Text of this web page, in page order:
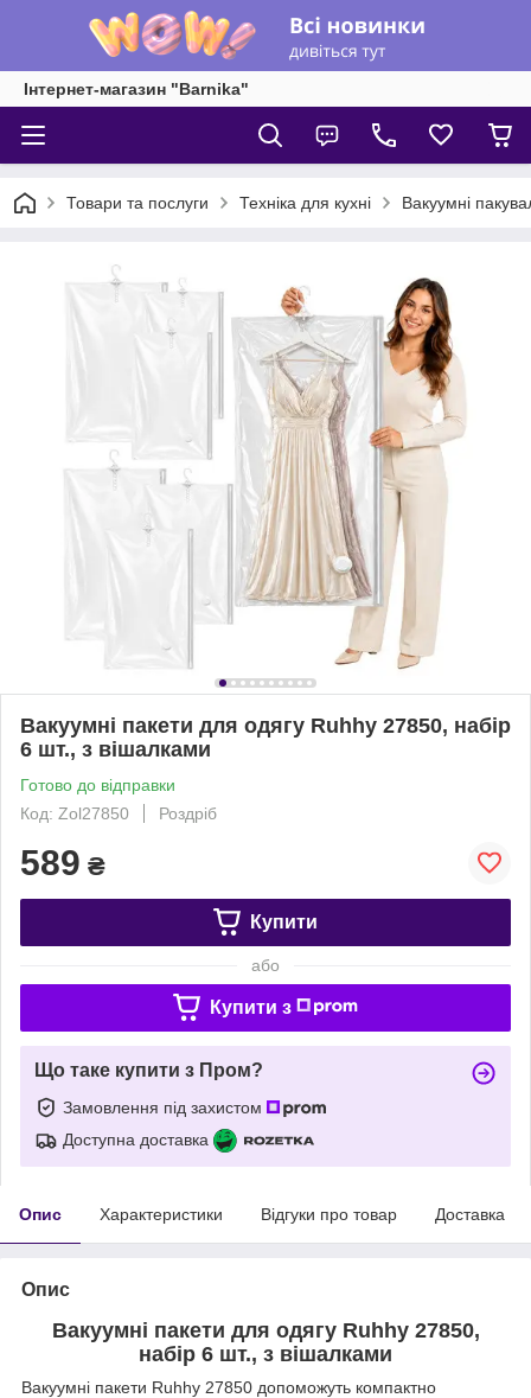
Інтернет-магазин "Barnika"
Товари та послуги Техніка для кухні Вакуумні
Вакуумні пакети для одягу Ruhhy 27850, набір
6 шт., з вішалками
Готово до відправки
Код: Zol27850
Роздріб
589 ₴
Купити
або
Купити з
Що таке купити з Пром?
Замовлення під захистом
Доступна доставка
Опис Характеристики Відгуки про товар Доставка
Опис
Вакуумні пакети для одягу Ruhhy 27850,
набір 6 шт., з вішалками
Вакуумні пакети Ruhhy 27850 допоможуть компактно